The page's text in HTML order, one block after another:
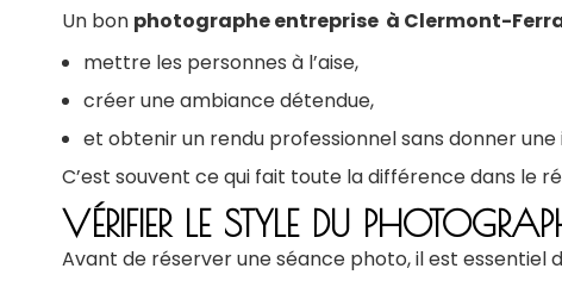
Un bon photographe entreprise à Clermont-
mettre les personnes à l’aise,
créer une ambiance détendue,
et obtenir un rendu professionnel sans donner
C’est souvent ce qui fait toute la différence dans le
VÉRIFIER LE STYLE DU
Avant de réserver une séance photo, il est